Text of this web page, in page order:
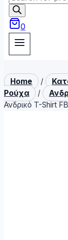
search
0
Home /
Ρούχα
/
Ανδρικό T-Shirt